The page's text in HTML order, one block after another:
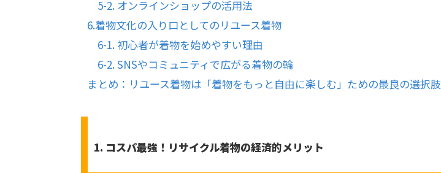
5-2. オンラインショップの活用法
6.着物文化の入り口としてのリユース着物
6-1. 初心者が着物を始めやすい理由
6-2. SNSやコミュニティで広がる着物の輪
まとめ：リユース着物は「着物をもっと自由に楽しむ」ための最良の選択肢
1. コスパ最強！リサイクル着物の経済的メリット